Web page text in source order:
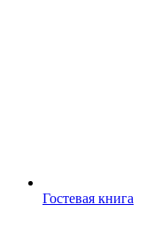
Гостевая книга